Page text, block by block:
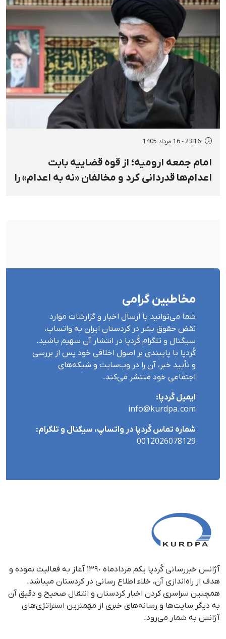
23:16 - 16 مرداد 1405
امام جمعه ارومیه؛ از قوه قضاییه بابت
اعدام‌ها قدردانی کرد و مخالفان «نه به اعدام» را
مخاطبین گرامی
شما می‌توانید با ارسال اخبار و گزارشات موارد
نقض حقوق بشر در کردستان ایران بە واتساپ،
سیگنال و تلگرام کُردپا در انتشار آن سهیم باشید.
کُردپا با پایبندی بر اصول اخلاقی خود پس از بررسی
و تأیید خبر، آن را در وب‌سایت و شبکه‌های
اجتماعی خود منتشر می‌کند.
ایمیل کُردپا:
info@kurdpa.com
شماره تماس کُردپا در واتساپ، سیگنال و تلگرام:
0012026078129
آژانس خبررسانی کُردپا یکم مردادماه ١٣٩٠ آغاز به فعالیت نموده و
هدف از راه‌اندازی آن، خلاء اطلاع رسانی در کردستان می‎باشد.
همچنین سراسری کردن اخبار کردستان و انتقال صحیح و دقیق آن
به دیگر سایت‌ها و رسانه‌های خبری از مهمترین استراتژی‌های
آژانس به شمار می‌رود.